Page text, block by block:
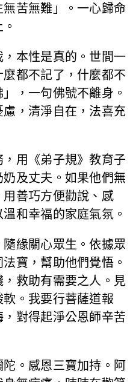
苦無難」。一心歸命
本性是真的。世間一
都不記了，什麼都不
，一句佛號不離身。
，清淨自在，法喜充
用《弟子規》教育子
及丈夫。如果他們無
善巧方便勸說、感
和幸福的家庭氣氛。
緣關心眾生。依據眾
寶，幫助他們覺悟。
救助有需要之人。見
。我要行菩薩道報
對得起淨公恩師辛苦
。感恩三寶加持。阿